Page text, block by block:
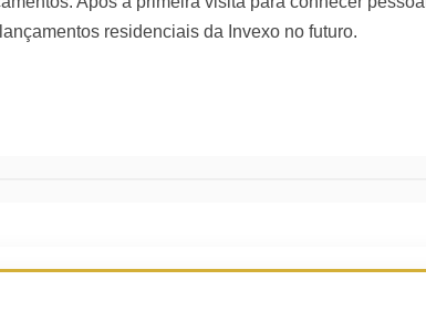
residenciais da Invexo no futuro.